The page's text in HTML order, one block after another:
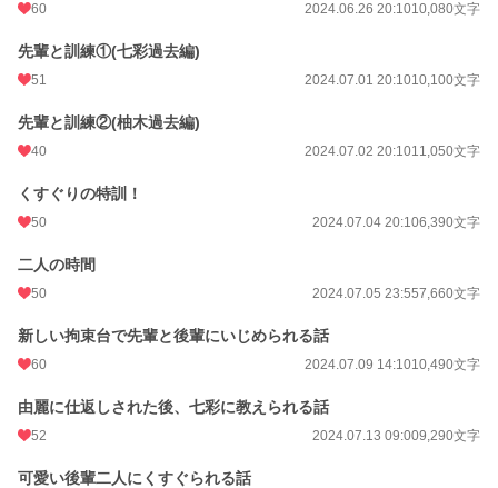
60 2024.06.26 20:1010,080文字
先輩と訓練①(七彩過去編)
51 2024.07.01 20:1010,100文字
先輩と訓練②(柚木過去編)
40 2024.07.02 20:1011,050文字
くすぐりの特訓！
50 2024.07.04 20:106,390文字
二人の時間
50 2024.07.05 23:557,660文字
新しい拘束台で先輩と後輩にいじめられる話
60 2024.07.09 14:1010,490文字
由麗に仕返しされた後、七彩に教えられる話
52 2024.07.13 09:009,290文字
可愛い後輩二人にくすぐられる話